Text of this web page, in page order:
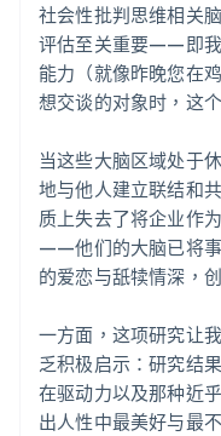
社会性批判思维相关
评估至关重要——即我
能力（就像昨晚您在
想交谈的对象时，这
当这些大脑区域处于
地与他人建立联结和
质上失去了将企业作
——他们的大脑已将事
的爱恋与舐犊情深，
一方面，这项研究让
乏积极启示：研究结
在驱动力以及那种近
出人性中最美好与最